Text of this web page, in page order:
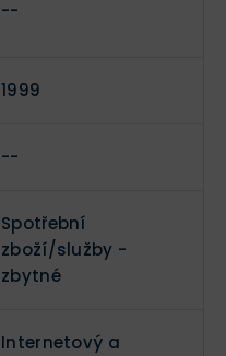
--
1999
--
Spotřební
zboží/služby -
zbytné
Internetový a